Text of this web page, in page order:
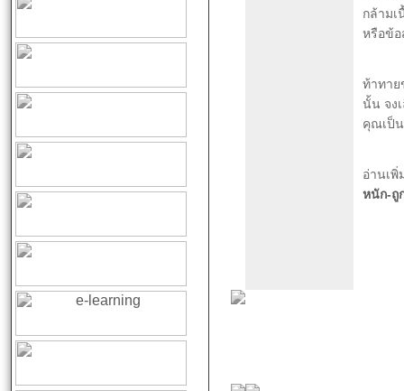
กล้ามเ
หรือข้อ
ท้าทาย
นั้น จง
คุณเป็น
อ่านเ
หนัก-ถู